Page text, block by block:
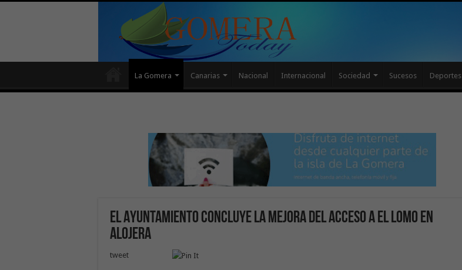
La Gomera Canarias Nacional Internacional Sociedad Sucesos Deportes
El Ayuntamiento concluye la mejora del acceso a El Lomo en
Alojera
tweet